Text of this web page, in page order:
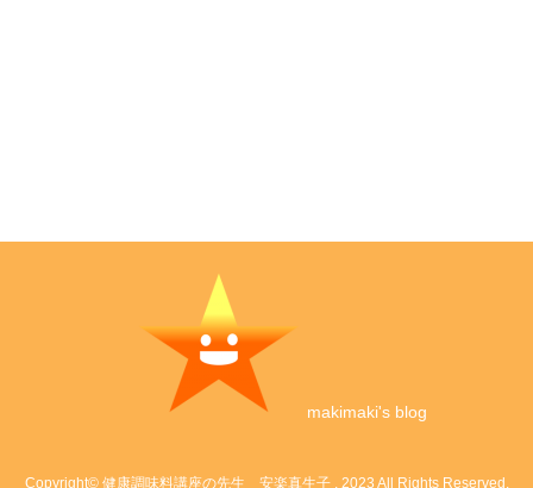
makimaki's blog
Copyright© 健康調味料講座の先生 安楽真生子, 2023 All Rights Reserved.